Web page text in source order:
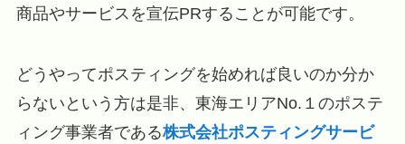
商品やサービスを宣伝PRすることが可能です。
どうやってポスティングを始めれば良いのか分か
らないという方は是非、東海エリアNo.１のポステ
ィング事業者である株式会社ポスティングサービ